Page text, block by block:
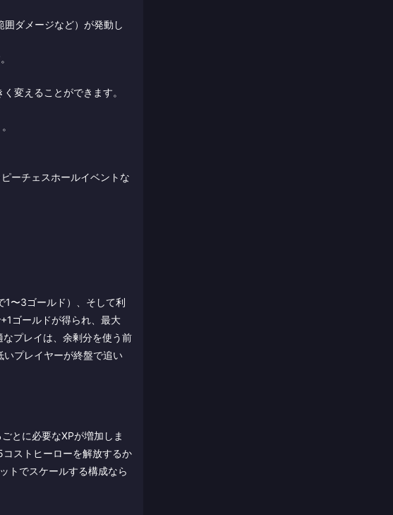
ダメージなど）が発動し
変えることができます。
ーチェスホールイベントな
〜3ゴールド）、そして利
ゴールドが得られ、最大
プレイは、余剰分を使う前
プレイヤーが終盤で追い
とに必要なXPが増加しま
ストヒーローを解放するか
トでスケールする構成なら